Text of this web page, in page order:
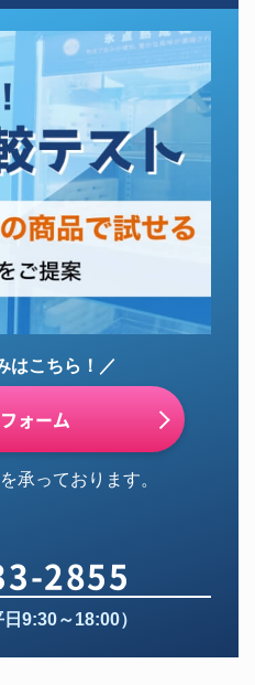
はこちら！／
ォーム
承っております。
2855
9:30～18:00）